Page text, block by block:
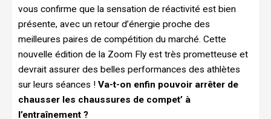
vous confirme que la sensation de réactivité est bien
présente, avec un retour d’énergie proche des
meilleures paires de compétition du marché. Cette
nouvelle édition de la Zoom Fly est très prometteuse et
devrait assurer des belles performances des athlètes
sur leurs séances ! Va-t-on enfin pouvoir arrêter de
chausser les chaussures de compet’ à
l’entraînement ?